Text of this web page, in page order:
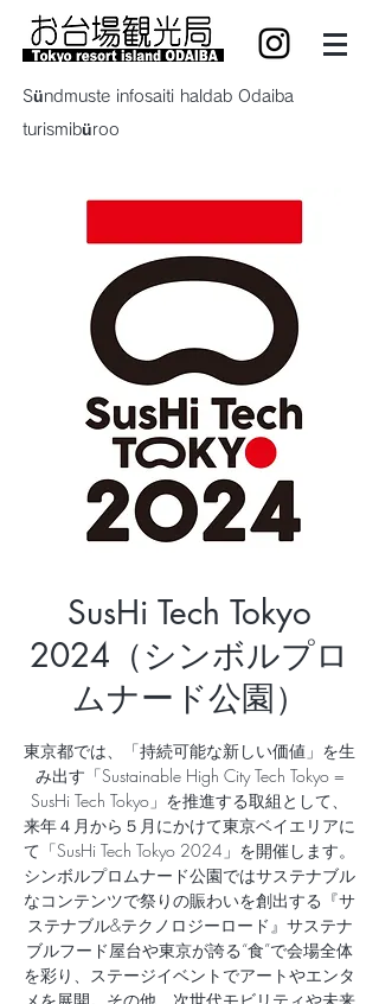
Sündmuste infosaiti haldab Odaiba
turismibüroo
SusHi Tech Tokyo
2024（シンボルプロ
ムナード公園）
東京都では、「持続可能な新しい価値」を生
み出す「Sustainable High City Tech Tokyo =
SusHi Tech Tokyo」を推進する取組として、
来年４月から５月にかけて東京ベイエリアに
て「SusHi Tech Tokyo 2024」を開催します。
シンボルプロムナード公園ではサステナブル
なコンテンツで祭りの賑わいを創出する『サ
ステナブル&テクノロジーロード』サステナ
ブルフード屋台や東京が誇る“食”で会場全体
を彩り、ステージイベントでアートやエンタ